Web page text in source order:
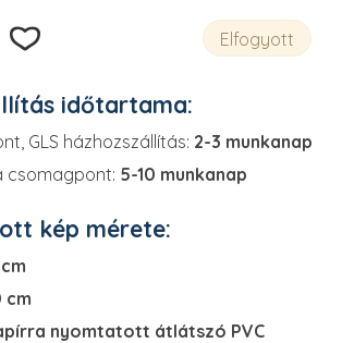
Elfogyott
időtartama:
GLS házhozszállítás: 2-3 munkanap
csomagpont: 5-10 munkanap
kép mérete:
cm
nyomtatott átlátszó PVC